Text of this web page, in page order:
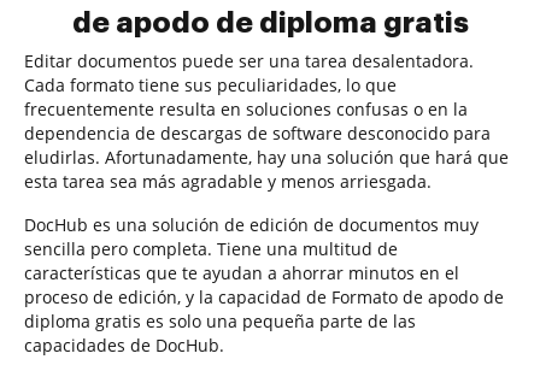
de apodo de diploma gratis
Editar documentos puede ser una tarea desalentadora.
Cada formato tiene sus peculiaridades, lo que
frecuentemente resulta en soluciones confusas o en la
dependencia de descargas de software desconocido para
eludirlas. Afortunadamente, hay una solución que hará que
esta tarea sea más agradable y menos arriesgada.
DocHub es una solución de edición de documentos muy
sencilla pero completa. Tiene una multitud de
características que te ayudan a ahorrar minutos en el
proceso de edición, y la capacidad de Formato de apodo de
diploma gratis es solo una pequeña parte de las
capacidades de DocHub.